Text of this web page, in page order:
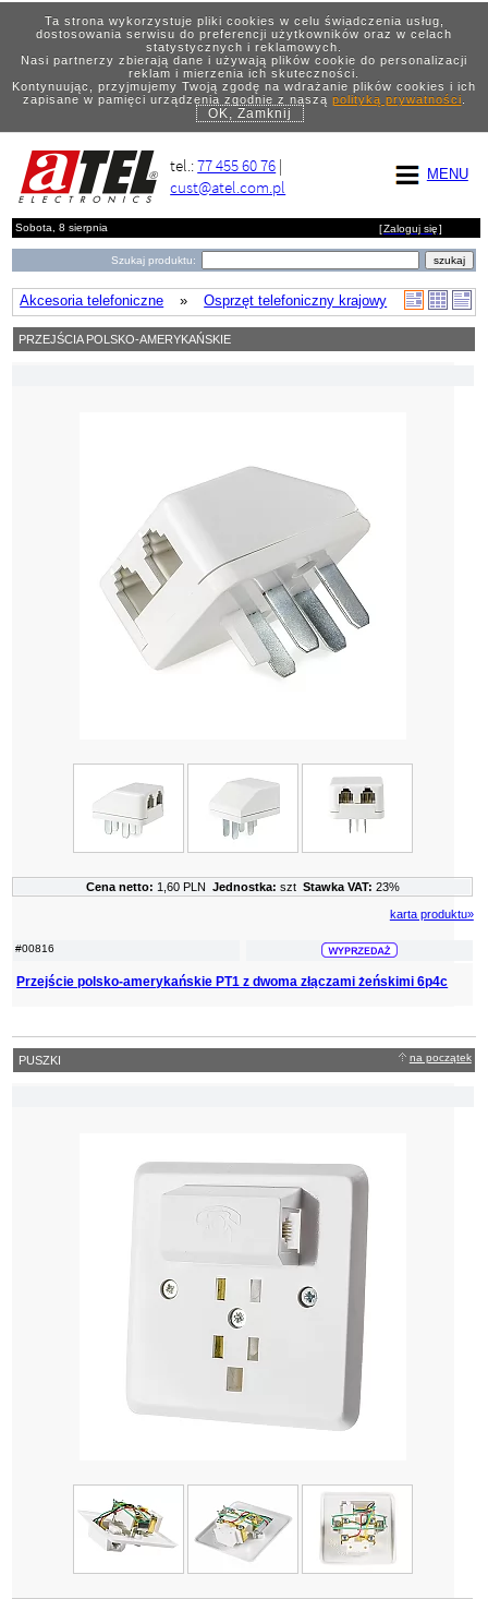
Ta strona wykorzystuje pliki cookies w celu świadczenia usług,
dostosowania serwisu do preferencji użytkowników oraz w celach
statystycznych i reklamowych.
Nasi partnerzy zbierają dane i używają plików cookie do personalizacji
reklam i mierzenia ich skuteczności.
Kontynuując, przyjmujemy Twoją zgodę na wdrażanie plików cookies i ich
zapisane w pamięci urządzenia zgodnie z naszą polityką prywatności.
OK, Zamknij
MENU
tel.:77 455 60 76 |
cust@atel.com.pl
Sobota, 8 sierpnia [Zaloguj się]
Szukaj produktu:
Akcesoria telefoniczne » Osprzęt telefoniczny krajowy
PRZEJŚCIA POLSKO-AMERYKAŃSKIE
#00816
Przejście polsko-amerykańskie PT1 z dwoma złączami żeńskimi 6p4c
Cena netto: 1,60 PLN Jednostka: szt Stawka VAT: 23%
karta produktu»
PUSZKI na początek